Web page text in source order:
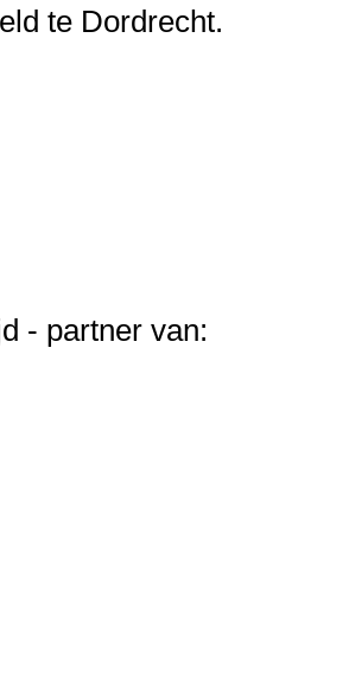
te Dordrecht.
- partner van: